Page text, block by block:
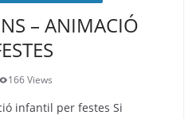
– ANIMACIÓ
166 Views
infantil per festes Si